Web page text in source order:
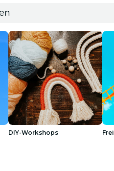
DIY-Workshops